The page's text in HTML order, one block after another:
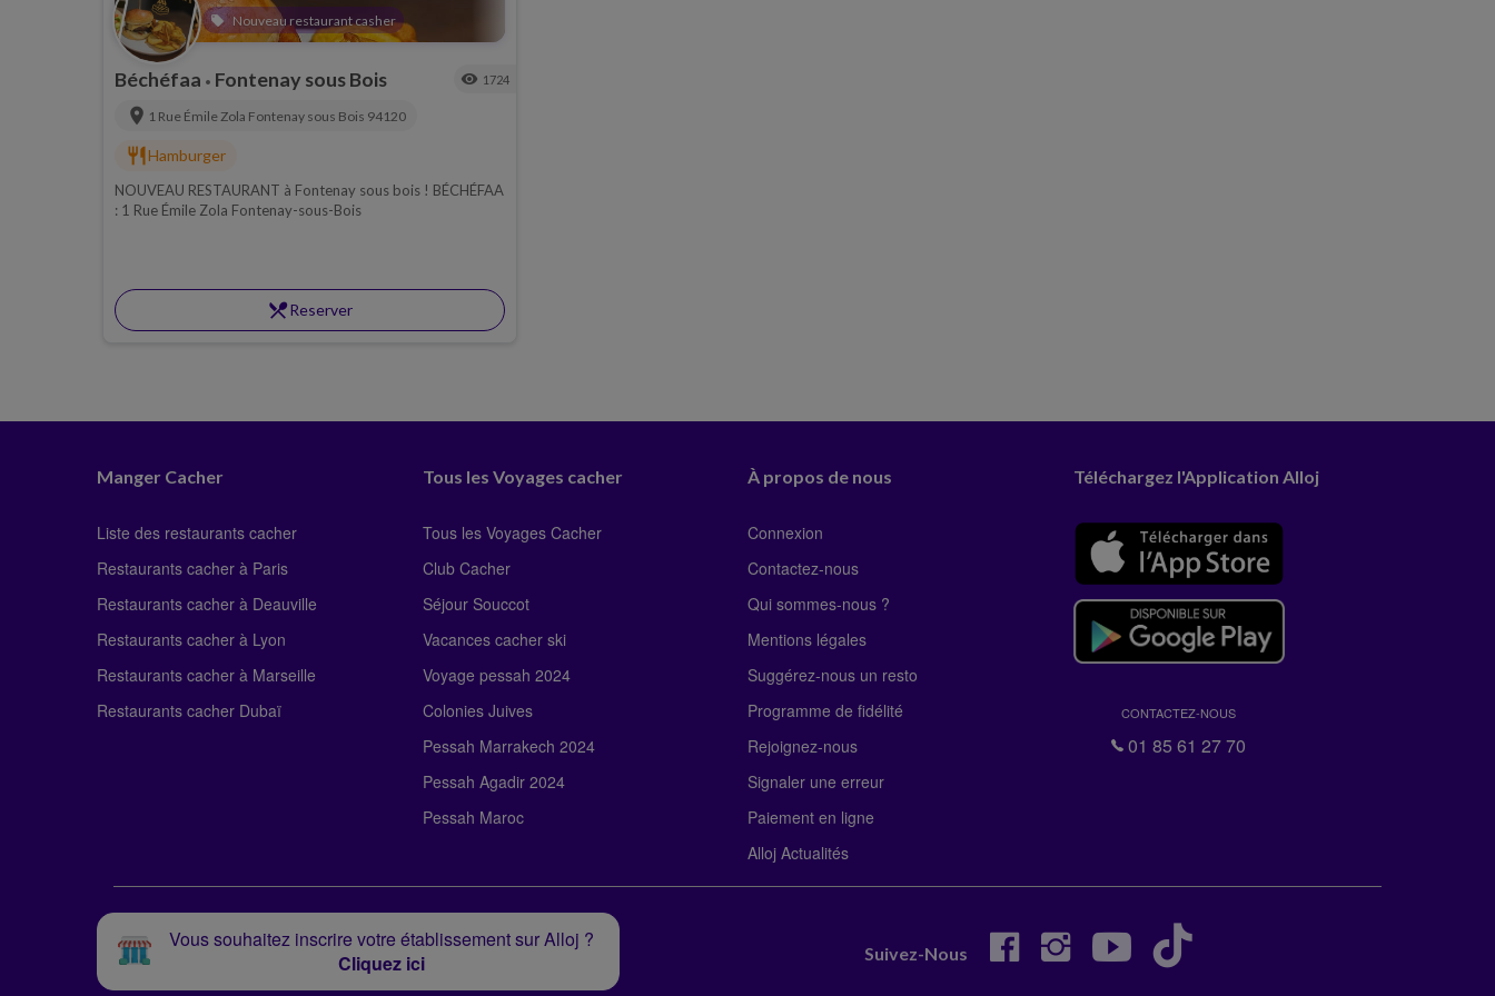
local_offer Nouveau restaurant casher
Béchéfaa • Fontenay sous Bois visibility 1724
location_on 1 Rue Émile Zola Fontenay sous Bois 94120
restaurant Hamburger
NOUVEAU RESTAURANT à Fontenay sous bois ! BÉCHÉFAA
: 1 Rue Émile Zola Fontenay-sous-Bois
restaurant_menuReserver
Manger Cacher
Liste des restaurants cacher
Restaurants cacher à Paris
Restaurants cacher à Deauville
Restaurants cacher à Lyon
Restaurants cacher à Marseille
Restaurants cacher Dubaï
Tous les Voyages cacher
Tous les Voyages Cacher
Club Cacher
Séjour Souccot
Vacances cacher ski
Voyage pessah 2024
Colonies Juives
Pessah Marrakech 2024
Pessah Agadir 2024
Pessah Maroc
À propos de nous
Connexion
Contactez-nous
Qui sommes-nous ?
Mentions légales
Suggérez-nous un resto
Programme de fidélité
Rejoignez-nous
Signaler une erreur
Paiement en ligne
Alloj Actualités
Téléchargez l'Application Alloj
CONTACTEZ-NOUS
01 85 61 27 70
Vous souhaitez inscrire votre établissement sur Alloj ?
Cliquez ici
Suivez-Nous